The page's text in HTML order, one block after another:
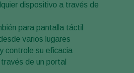
dispositivo a través de
para pantalla táctil
varios lugares
controle su eficacia
de un portal